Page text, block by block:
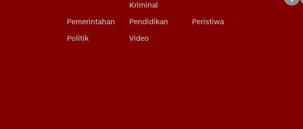
Kriminal
Pemerintahan Pendidikan
Peristiwa
Politik
Video